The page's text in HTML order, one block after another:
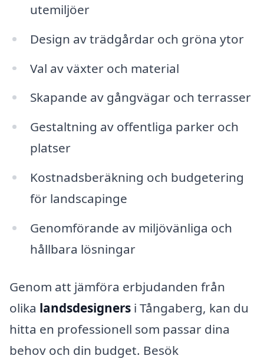
utemiljöer
Design av trädgårdar och gröna ytor
Val av växter och material
Skapande av gångvägar och terrasser
Gestaltning av offentliga parker och
platser
Kostnadsberäkning och budgetering
för landscapinge
Genomförande av miljövänliga och
hållbara lösningar
Genom att jämföra erbjudanden från
olika landsdesigners i Tångaberg, kan du
hitta en professionell som passar dina
behov och din budget. Besök